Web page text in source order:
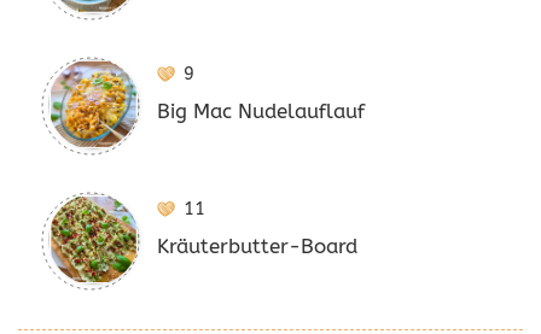
9
Big Mac Nudelauflauf
11
Kräuterbutter-Board